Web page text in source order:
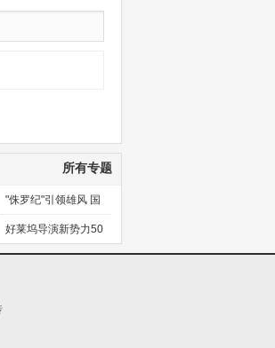
所有专题
"侏罗纪"引领雄风 国
产片下旬逆袭
好莱坞导演新势力50
人上篇